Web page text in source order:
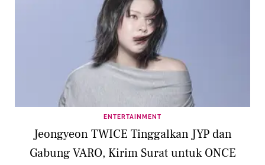
ENTERTAINMENT
Jeongyeon TWICE Tinggalkan JYP dan
Gabung VARO, Kirim Surat untuk ONCE